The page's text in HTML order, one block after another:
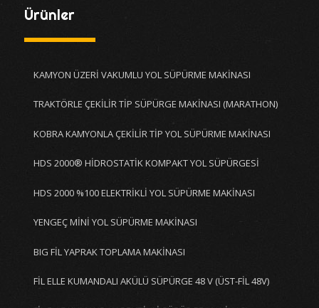
Ürünler
KAMYON ÜZERİ VAKUMLU YOL SÜPÜRME MAKİNASI
TRAKTÖRLE ÇEKİLİR TİP SÜPÜRGE MAKİNASI (MARATHON)
KOBRA KAMYONLA ÇEKİLİR TİP YOL SÜPÜRME MAKİNASI
HDS 2000® HİDROSTATİK KOMPAKT YOL SÜPÜRGESİ
HDS 2000 %100 ELEKTRİKLİ YOL SÜPÜRME MAKİNASI
YENGEÇ MİNİ YOL SÜPÜRME MAKİNASI
BIG FİL YAPRAK TOPLAMA MAKİNASI
FİL ELLE KUMANDALI AKÜLÜ SÜPÜRGE 48 V (ÜST-FİL 48V)